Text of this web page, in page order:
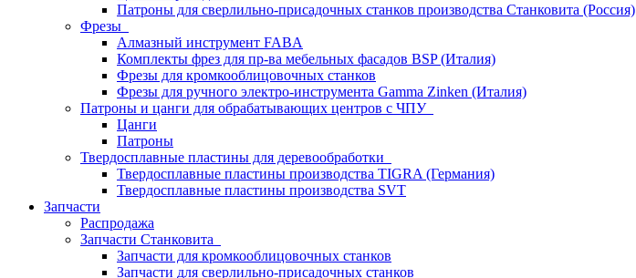
Патроны для сверлильно-присадочных станков производства Станковита (Россия)
Фрезы
Алмазный инструмент FABA
Комплекты фрез для пр-ва мебельных фасадов BSP (Италия)
Фрезы для кромкооблицовочных станков
Фрезы для ручного электро-инструмента Gamma Zinken (Италия)
Патроны и цанги для обрабатывающих центров с ЧПУ
Цанги
Патроны
Твердосплавные пластины для деревообработки
Твердосплавные пластины производства TIGRA (Германия)
Твердосплавные пластины производства SVT
Запчасти
Распродажа
Запчасти Станковита
Запчасти для кромкооблицовочных станков
Запчасти для сверлильно-присадочных станков